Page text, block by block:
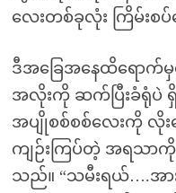
လေးတစ်ခုလုံး ကြိမ်းစ
ဒီအခြေအနေထိရောက်
အလိုးကို ဆက်ပြီးခံရုံပဲ
အပျိုစစ်စစ်လေးကို လိုး
ကျဉ်းကြပ်တဲ့ အရသာကို
သည်။ “သမီးရယ်….အာ